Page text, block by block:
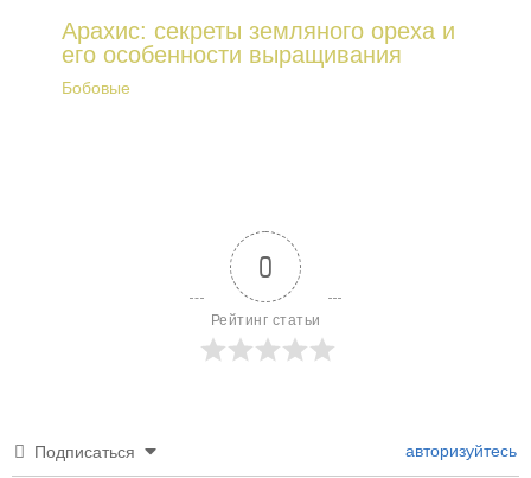
Арахис: секреты земляного ореха и
его особенности выращивания
Бобовые
0
Рейтинг статьи
Подписаться авторизуйтесь